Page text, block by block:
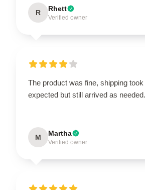
R Rhett
Verified owner
The product was fine, shipping
expected but still arrived as needed.
M Martha
Verified owner